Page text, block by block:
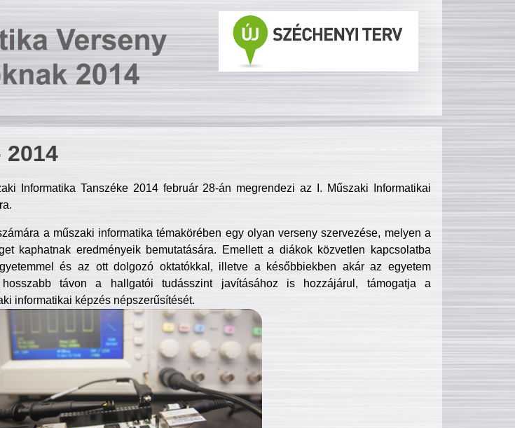
Informatika Tanszéke 2014 február 28-án megrendezi az I. Műszaki Informatikai
a műszaki informatika témakörében egy olyan verseny szervezése, melyen a
kaphatnak eredményeik bemutatására. Emellett a diákok közvetlen kapcsolatba
és az ott dolgozó oktatókkal, illetve a későbbiekben akár az egyetem
távon a hallgatói tudásszint javításához is hozzájárul, támogatja a
informatikai képzés népszerűsítését.